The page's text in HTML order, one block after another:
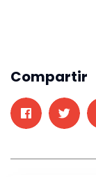
Compartir